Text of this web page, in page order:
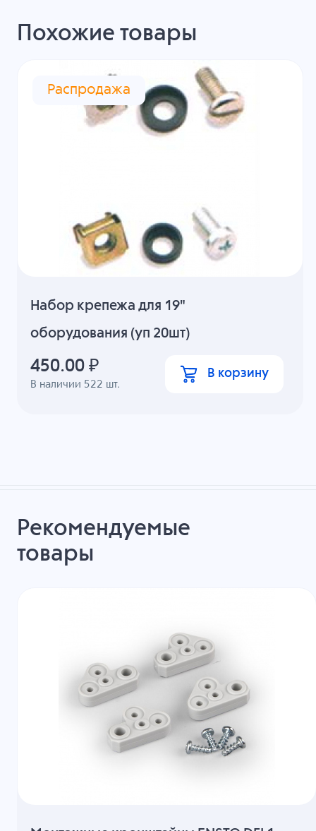
Похожие товары
Распродажа
Набор крепежа для 19"
оборудования (уп 20шт)
В наличии 522 шт.
450.00 ₽ В корзину
Рекомендуемые
товары